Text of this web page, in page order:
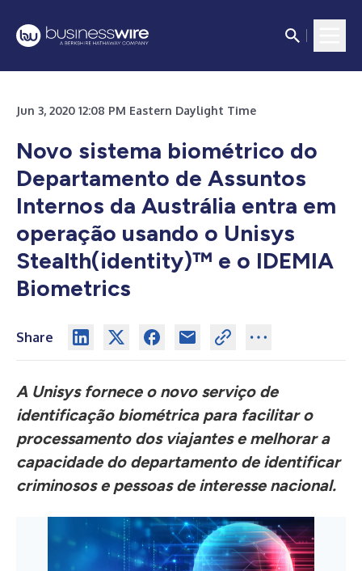
Jun 3, 2020 12:08 PM Eastern Daylight Time
Novo sistema biométrico do
Departamento de Assuntos
Internos da Austrália entra em
operação usando o Unisys
Stealth(identity)™ e o IDEMIA
Biometrics
Share
A Unisys fornece o novo serviço de
identificação biométrica para facilitar o
processamento dos viajantes e melhorar a
capacidade do departamento de identificar
criminosos e pessoas de interesse nacional.